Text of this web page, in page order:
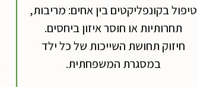
טיפול בקונפליקטים בין אחים: מריבות,
תחרותיות או חוסר איזון ביחסים.
חיזוק תחושת השייכות של כל ילד
במסגרת המשפחתית.